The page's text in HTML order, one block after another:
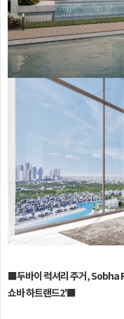
■두바이 럭셔리 주거,
쇼바 하트랜드2'■